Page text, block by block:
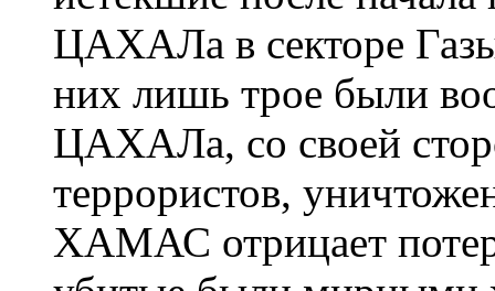
ЦАХАЛа в секторе
них лишь трое были
ЦАХАЛа, со своей
террористов,
ХАМАС отрицает